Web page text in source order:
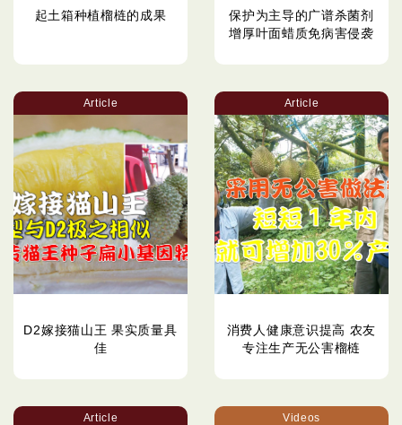
起土箱种植榴梿的成果
保护为主导的广谱杀菌剂
增厚叶面蜡质免病害侵袭
Article
D2嫁接猫山王 果实质量具
佳
Article
消费人健康意识提高 农友
专注生产无公害榴梿
Article Videos